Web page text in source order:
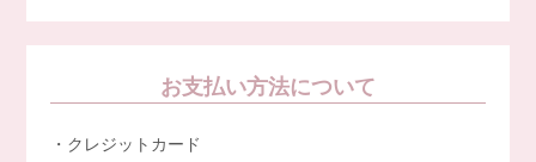
お支払い方法について
・クレジットカード